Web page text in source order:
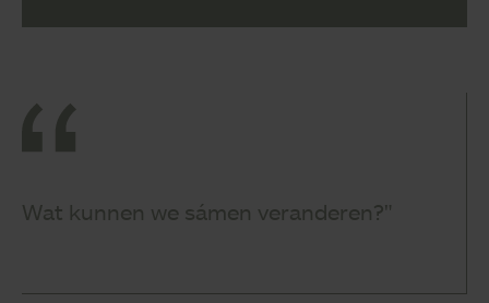
Wat kunnen we sámen veranderen?"